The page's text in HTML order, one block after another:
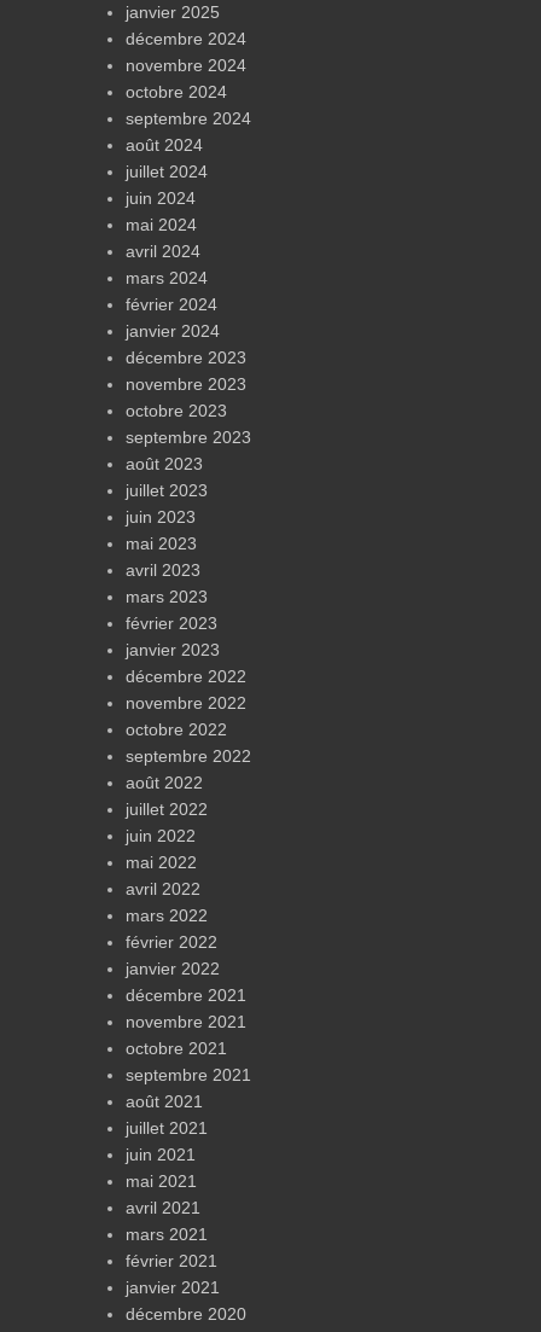
janvier 2025
décembre 2024
novembre 2024
octobre 2024
septembre 2024
août 2024
juillet 2024
juin 2024
mai 2024
avril 2024
mars 2024
février 2024
janvier 2024
décembre 2023
novembre 2023
octobre 2023
septembre 2023
août 2023
juillet 2023
juin 2023
mai 2023
avril 2023
mars 2023
février 2023
janvier 2023
décembre 2022
novembre 2022
octobre 2022
septembre 2022
août 2022
juillet 2022
juin 2022
mai 2022
avril 2022
mars 2022
février 2022
janvier 2022
décembre 2021
novembre 2021
octobre 2021
septembre 2021
août 2021
juillet 2021
juin 2021
mai 2021
avril 2021
mars 2021
février 2021
janvier 2021
décembre 2020